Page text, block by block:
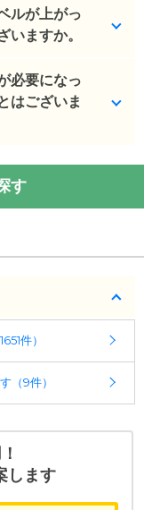
の時間内で
ルが上がっ
いますか。
況の変化によ
者が判断した
意見を聴いた
ます。
必要になっ
はございま
する場合は、
す
件）
（9件）
します